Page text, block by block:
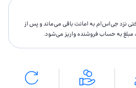
نزد جی‌اس‌ام به امانت باقى مى‌ماند و پس از
مبلغ به حساب فروشنده واريز مى‌شود.